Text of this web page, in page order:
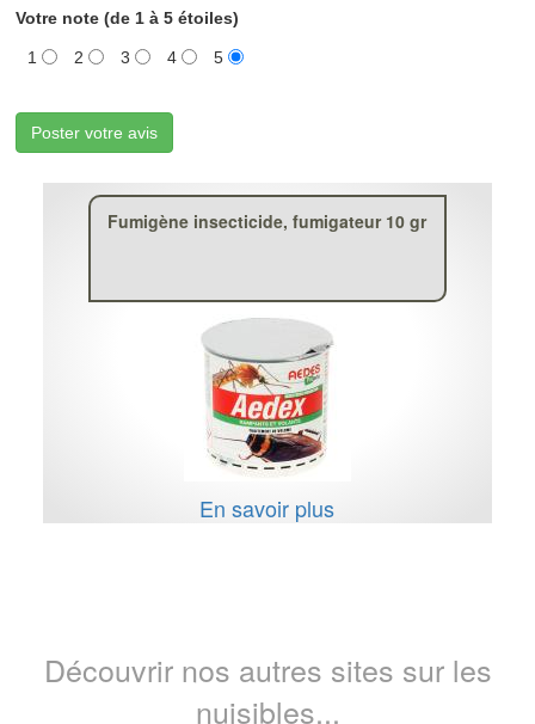
Votre note (de 1 à 5 étoiles)
1 2 3 4 5
Poster votre avis
Fumigène insecticide, fumigateur 10 gr
En savoir plus
Découvrir nos autres sites sur les
nuisibles...